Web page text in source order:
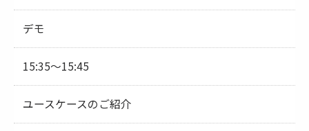
デモ
15:35～15:45
ユースケースのご紹介